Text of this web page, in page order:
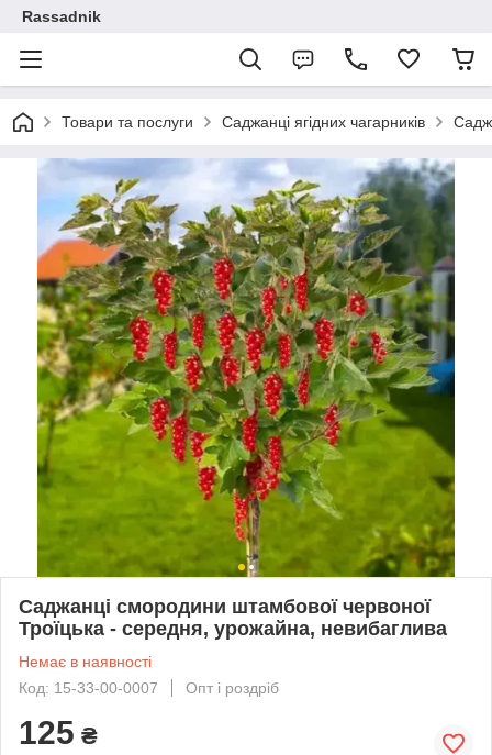
Rassadnik
Товари та послуги Саджанці ягідних чагарників
Саджанці смородини штамбової червоної
Троїцька - середня, урожайна, невибаглива
Немає в наявності
Код: 15-33-00-0007
Опт і роздріб
125 ₴